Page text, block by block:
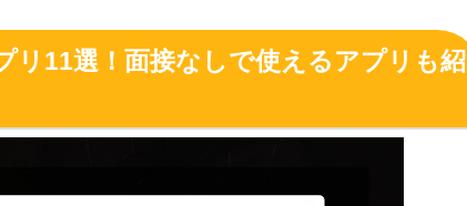
リ11選！面接なしで使えるアプリも紹